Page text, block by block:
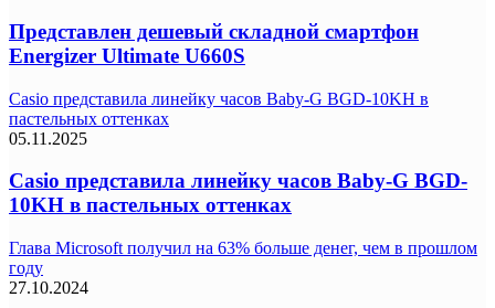
Представлен дешевый складной смартфон
Energizer Ultimate U660S
Casio представила линейку часов Baby-G BGD-10KH в
пастельных оттенках
05.11.2025
Casio представила линейку часов Baby-G BGD-
10KH в пастельных оттенках
Глава Microsoft получил на 63% больше денег, чем в прошлом
году
27.10.2024